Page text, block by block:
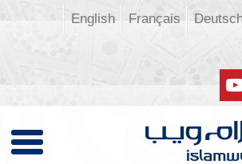
Français
English